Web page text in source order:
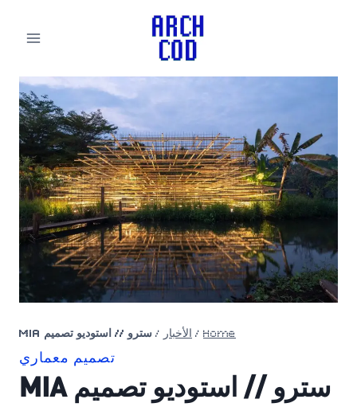
Home
/ الأخبار / سترو // استوديو تصميم MIA
تصميم معماري
سترو // استوديو تصميم MIA